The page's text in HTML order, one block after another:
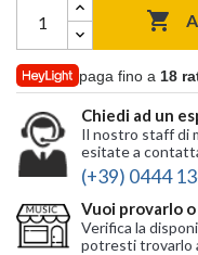

paga fino a 18
Chiedi ad un
Il nostro staff di
esitate a
(+39) 0444
Vuoi provarlo
Verifica la
potresti trovarlo